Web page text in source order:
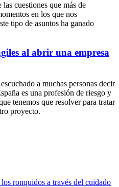
cuestiones que más de
en los que nos
tipo de asuntos ha ganado
al abrir una empresa
a muchas personas decir
es una profesión de riesgo y
tenemos que resolver para tratar
proyecto.
ronquidos a través del cuidado